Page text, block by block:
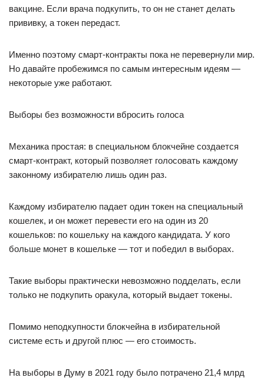
вакцине. Если врача подкупить, то он не станет делать
прививку, а токен передаст.
Именно поэтому смарт-контракты пока не перевернули мир.
Но давайте пробежимся по самым интересным идеям —
некоторые уже работают.
Выборы без возможности вбросить голоса
Механика простая: в специальном блокчейне создается
смарт-контракт, который позволяет голосовать каждому
законному избирателю лишь один раз.
Каждому избирателю падает один токен на специальный
кошелек, и он может перевести его на один из 20
кошельков: по кошельку на каждого кандидата. У кого
больше монет в кошельке — тот и победил в выборах.
Такие выборы практически невозможно подделать, если
только не подкупить оракула, который выдает токены.
Помимо неподкупности блокчейна в избирательной
системе есть и другой плюс — его стоимость.
На выборы в Думу в 2021 году было потрачено 21,4 млрд